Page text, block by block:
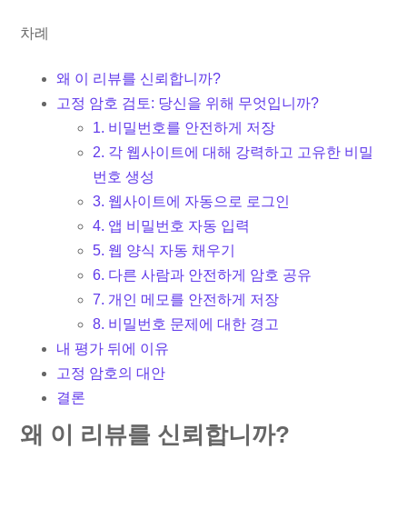
차례
왜 이 리뷰를 신뢰합니까?
고정 암호 검토: 당신을 위해 무엇입니까?
1. 비밀번호를 안전하게 저장
2. 각 웹사이트에 대해 강력하고 고유한 비밀
번호 생성
3. 웹사이트에 자동으로 로그인
4. 앱 비밀번호 자동 입력
5. 웹 양식 자동 채우기
6. 다른 사람과 안전하게 암호 공유
7. 개인 메모를 안전하게 저장
8. 비밀번호 문제에 대한 경고
내 평가 뒤에 이유
고정 암호의 대안
결론
왜 이 리뷰를 신뢰합니까?